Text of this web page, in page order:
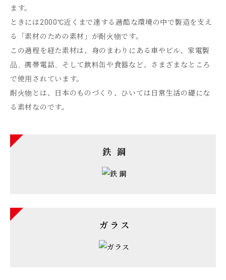
ます。
ときには2000℃近くまで達する過酷な環境の中で製造を支え
る「素材のための素材」が耐火物です。
この過程を経た素材は、身のまわりにある車やビル、家電製
品、携帯電話、そして飲料缶や食器など、さまざまなところ
で使用されています。
耐火物とは、日本のものづくり、ひいては日常生活の礎にな
る素材なのです。
鉄 鋼
ガラス